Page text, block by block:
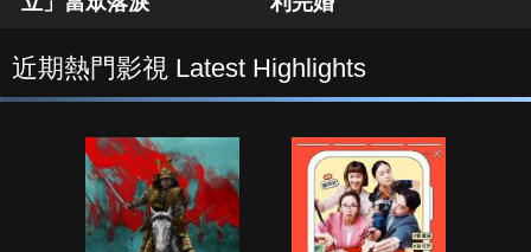
近期熱門影視 Latest Highlights